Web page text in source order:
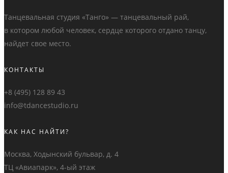
Танцевальная студия «Танго» — танцевальный рай,
в котором любой человек, сердце которого отдано танцу,
найдет свое место.
КОНТАКТЫ
+8 (495) 128 89 43
info@tdancestudio.ru
КАК НАС НАЙТИ?
Москва, Ходынский бульвар, д. 4
ТЦ «Авиапарк», 4-ый этаж